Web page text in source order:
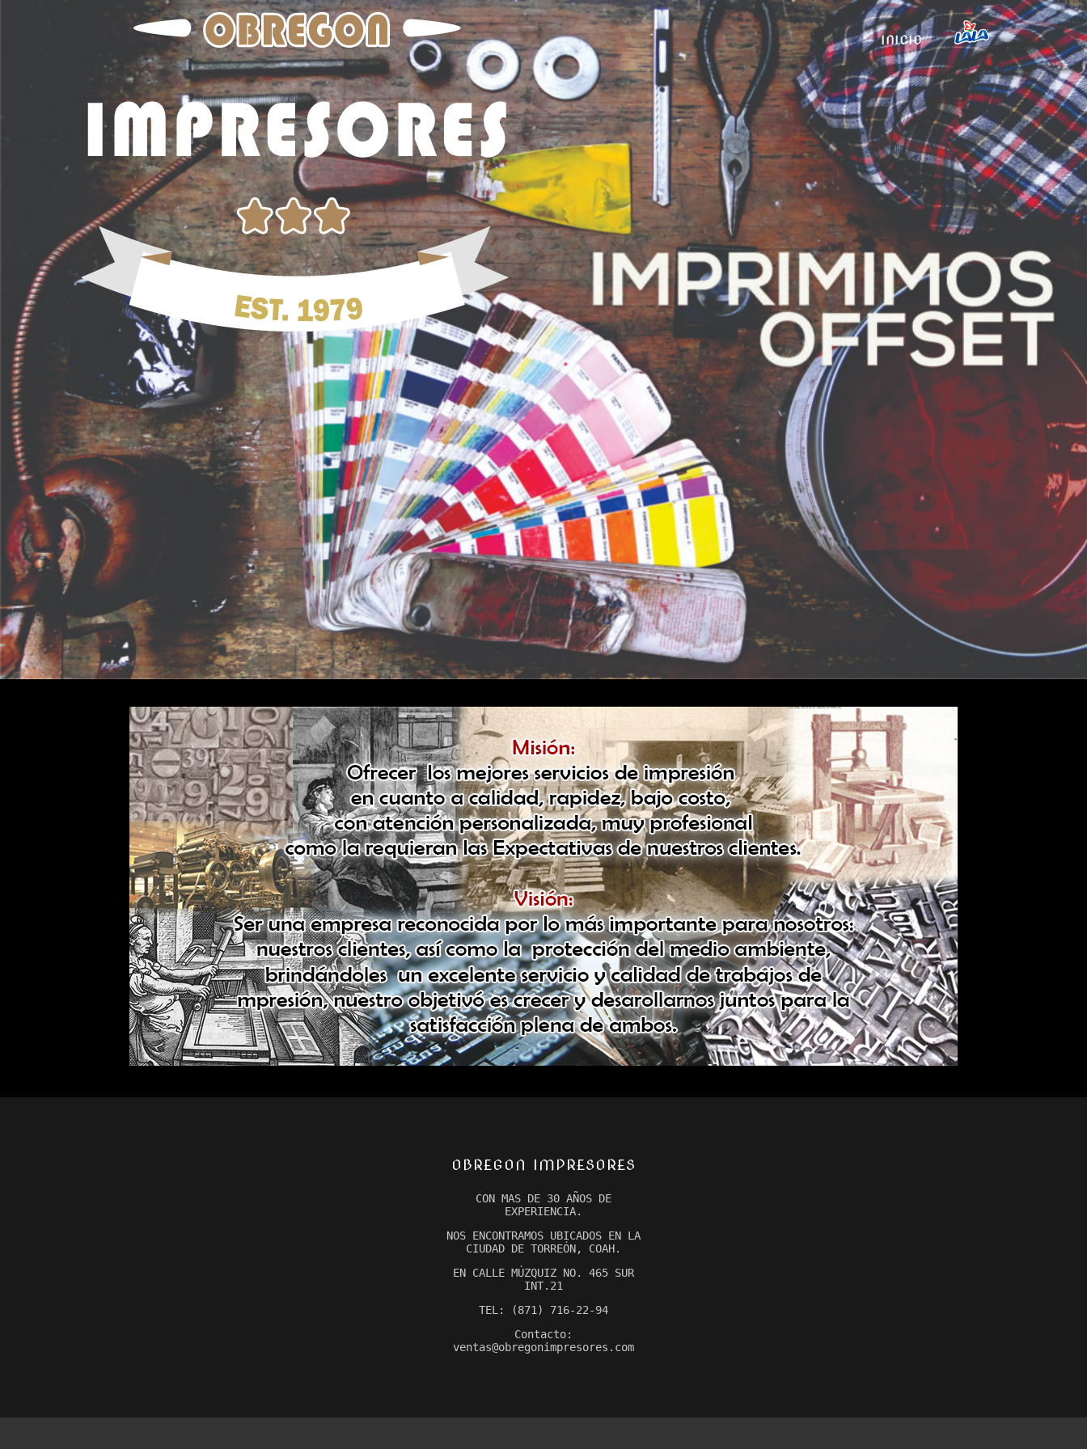
INICIO
OBREGON IMPRESORES
CON MAS DE 30 AÑOS DE
EXPERIENCIA.
NOS ENCONTRAMOS UBICADOS EN LA
CIUDAD DE TORREÓN, COAH.
EN CALLE MÚZQUIZ NO. 465 SUR
INT.21
TEL: (871) 716-22-94
Contacto:
ventas@obregonimpresores.com